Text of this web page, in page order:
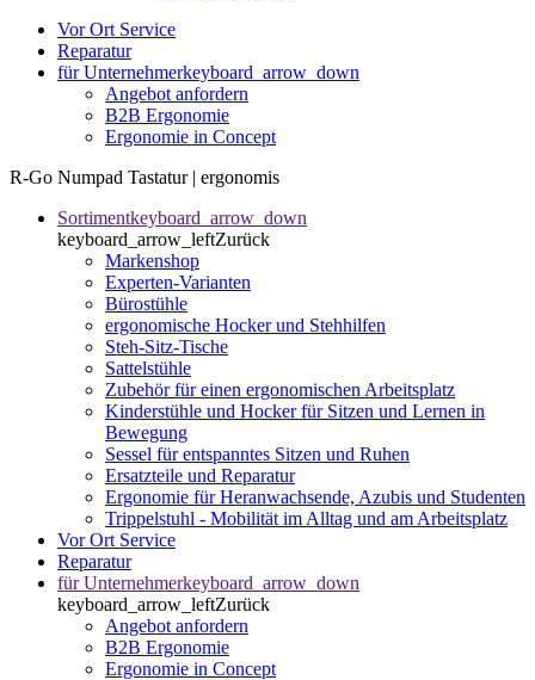
Vor Ort Service
Reparatur
für Unternehmerkeyboard_arrow_down
Angebot anfordern
B2B Ergonomie
Ergonomie in Concept
R-Go Numpad Tastatur | ergonomis
Sortimentkeyboard_arrow_down
keyboard_arrow_leftZurück
Markenshop
Experten-Varianten
Bürostühle
ergonomische Hocker und Stehhilfen
Steh-Sitz-Tische
Sattelstühle
Zubehör für einen ergonomischen Arbeitsplatz
Kinderstühle und Hocker für Sitzen und Lernen in
Bewegung
Sessel für entspanntes Sitzen und Ruhen
Ersatzteile und Reparatur
Ergonomie für Heranwachsende, Azubis und Studenten
Trippelstuhl - Mobilität im Alltag und am Arbeitsplatz
Vor Ort Service
Reparatur
für Unternehmerkeyboard_arrow_down
keyboard_arrow_leftZurück
Angebot anfordern
B2B Ergonomie
Ergonomie in Concept